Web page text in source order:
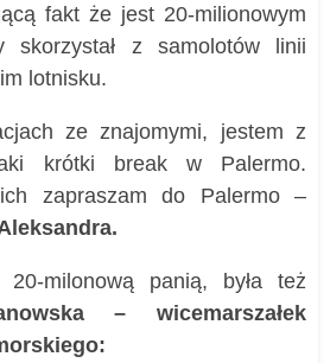
fakt że jest 20-milionowym
skorzystał z samolotów linii
lotnisku.
ze znajomymi, jestem z
krótki break w Palermo.
zapraszam do Palermo –
20-milonową panią, była też
– wicemarszałek